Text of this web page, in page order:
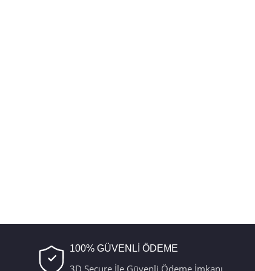
100% GÜVENLİ ÖDEME
3D Secure İle Güvenli Ödeme İmkanı.